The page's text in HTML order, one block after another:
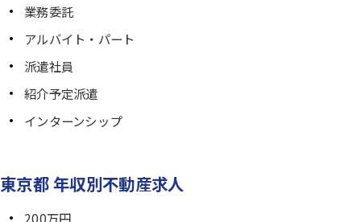
業務委託
アルバイト・パート
派遣社員
紹介予定派遣
インターンシップ
東京都 年収別不動産求人
200万円